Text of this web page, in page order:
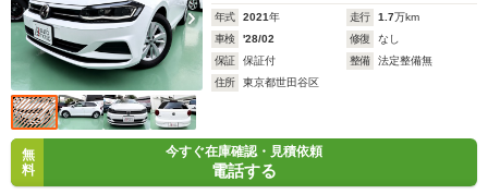
年式 2021年 走行 1.7万km
車検
'28/02 修復
なし
保証
保証付 整備
法定整備無
住所
東京都世田谷区
無
料
今すぐ在庫確認・見積依頼
電話する